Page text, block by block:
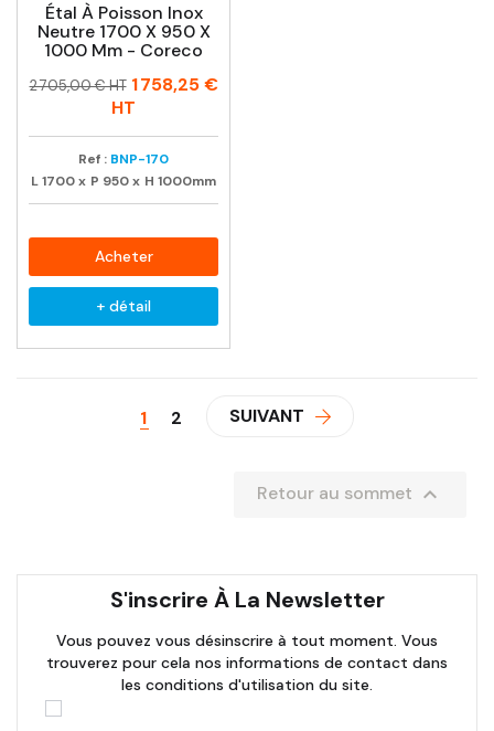
Étal À Poisson Inox
Neutre 1700 X 950 X
1000 Mm - Coreco
Prix
Prix
2 705,00 € HT 1 758,25 €
HT
Ref : BNP-170
L1700x P 950x H 1000mm
Acheter
+ détail
1 2 SUIVANT
Retour au sommet 
S'inscrire À La Newsletter
Vous pouvez vous désinscrire à tout moment. Vous
trouverez pour cela nos informations de contact dans
les conditions d'utilisation du site.